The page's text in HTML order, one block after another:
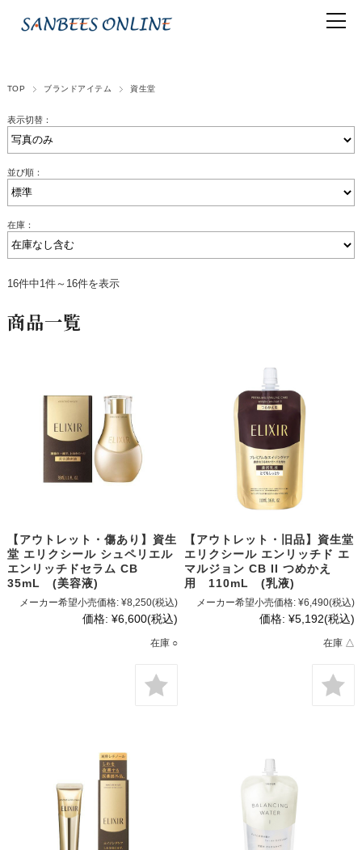
TOP ブランドアイテム 資生堂
表示切替：
並び順：
在庫：
16件中1件～16件を表示
商品一覧
【アウトレット・傷あり】資生
堂 エリクシール シュペリエル
エンリッチドセラム CB
35mL (美容液)
メーカー希望小売価格: ¥8,250(税込)
価格: ¥6,600(税込)
在庫 ○
【アウトレット・旧品】資生堂
エリクシール エンリッチド エ
マルジョン CB II つめかえ
用 110mL (乳液)
メーカー希望小売価格: ¥6,490(税込)
価格: ¥5,192(税込)
在庫 △